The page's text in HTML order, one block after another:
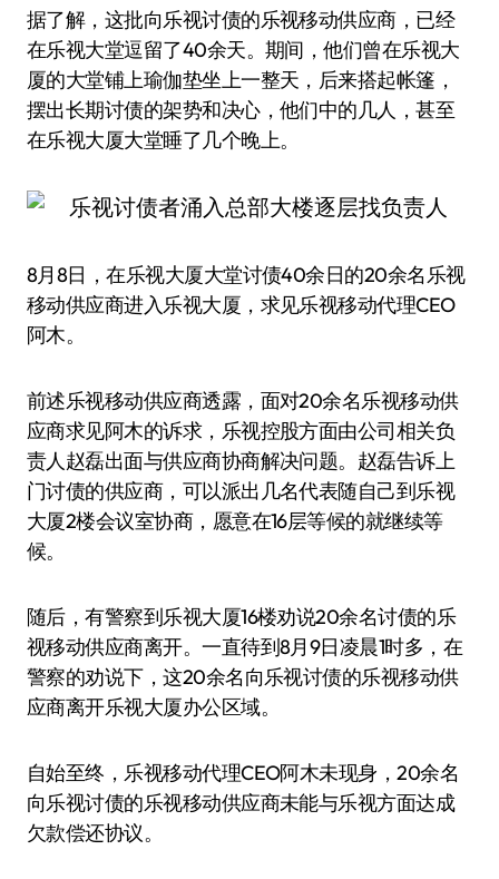
据了解，这批向乐视讨债的乐视移动供应商，已经
在乐视大堂逗留了40余天。期间，他们曾在乐视大
厦的大堂铺上瑜伽垫坐上一整天，后来搭起帐篷，
摆出长期讨债的架势和决心，他们中的几人，甚至
在乐视大厦大堂睡了几个晚上。
8月8日，在乐视大厦大堂讨债40余日的20余名乐视
移动供应商进入乐视大厦，求见乐视移动代理CEO
阿木。
前述乐视移动供应商透露，面对20余名乐视移动供
应商求见阿木的诉求，乐视控股方面由公司相关负
责人赵磊出面与供应商协商解决问题。赵磊告诉上
门讨债的供应商，可以派出几名代表随自己到乐视
大厦2楼会议室协商，愿意在16层等候的就继续等
候。
随后，有警察到乐视大厦16楼劝说20余名讨债的乐
视移动供应商离开。一直待到8月9日凌晨1时多，在
警察的劝说下，这20余名向乐视讨债的乐视移动供
应商离开乐视大厦办公区域。
自始至终，乐视移动代理CEO阿木未现身，20余名
向乐视讨债的乐视移动供应商未能与乐视方面达成
欠款偿还协议。